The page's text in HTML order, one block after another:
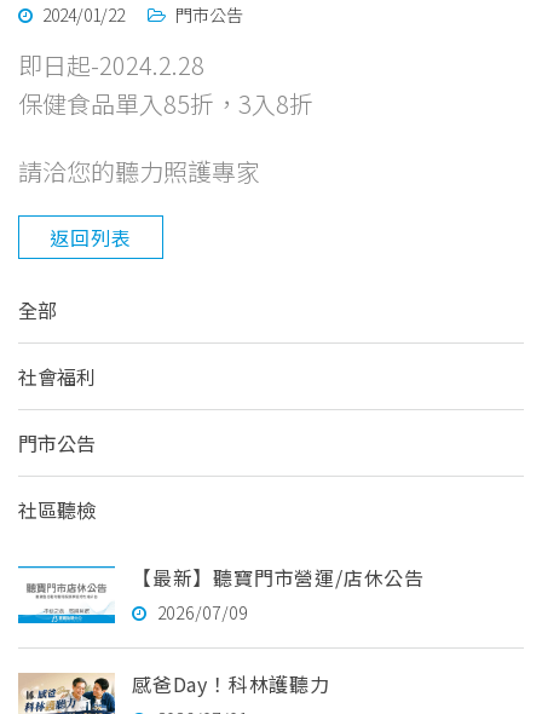
2024/01/22 門市公告
即日起-2024.2.28
保健食品單入85折，3入8折
請洽您的聽力照護專家
返回列表
全部
社會福利
門市公告
社區聽檢
【最新】聽寶門市營運/店休公告
2026/07/09
感爸Day！科林護聽力